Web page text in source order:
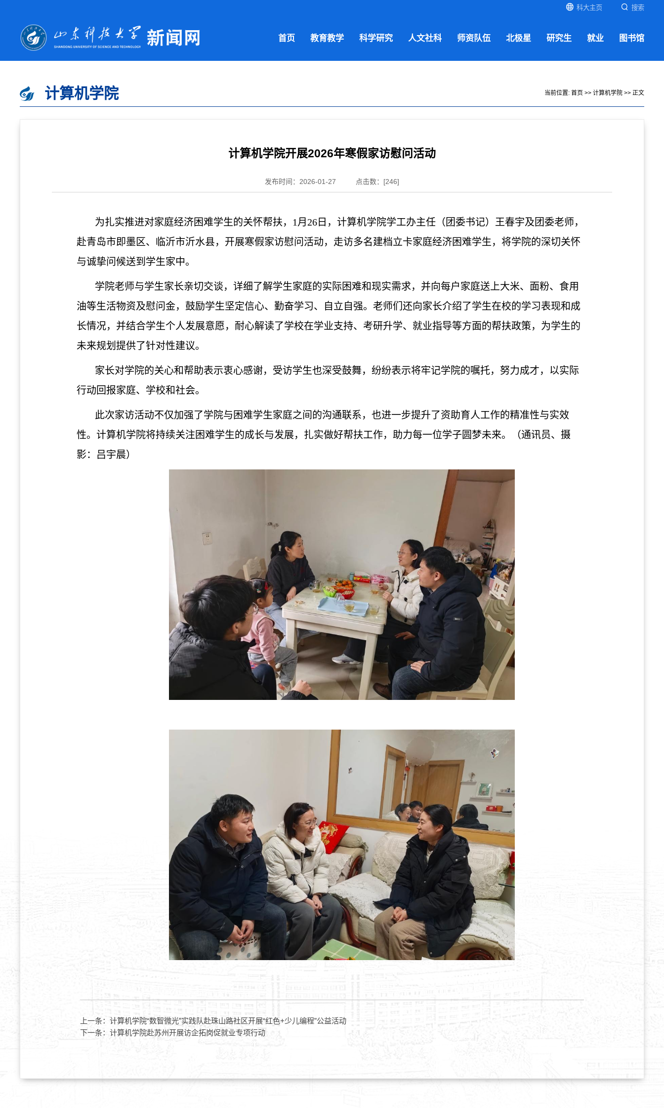
科大主页 搜索
首页 教育教学 科学研究 人文社科 师资队伍 北极星 研究生 就业 图书馆
计算机学院 当前位置: 首页 >> 计算机学院>> 正文
计算机学院开展2026年寒假家访慰问活动
发布时间：2026-01-27 点击数：[246]
为扎实推进对家庭经济困难学生的关怀帮扶， 1月26日 ，计算机学院学工办主任（团委书记）王春宇及团委老师，
赴青岛市即墨区、临沂市沂水县，开展寒假家访慰问活动，走访多名建档立卡家庭经济困难学生，将学院的深切关怀
与诚挚问候送到学生家中。
学院老师与学生家长亲切交谈，详细了解学生家庭的实际困难和现实需求，并向每户家庭送上大米、面粉、食用
油等生活物资及慰问金，鼓励学生坚定信心、勤奋学习、自立自强。老师们还向家长介绍了学生在校的学习表现和成
长情况，并结合学生个人发展意愿，耐心解读了学校在学业支持、考研升学、就业指导等方面的帮扶政策，为学生的
未来规划提供了针对性建议。
家长对学院的关心和帮助表示衷心感谢，受访学生也深受鼓舞，纷纷表示将牢记学院的嘱托，努力成才，以实际
行动回报家庭、学校和社会。
此次家访活动不仅加强了学院与困难学生家庭之间的沟通联系，也进一步提升了资助育人工作的精准性与实效
性。计算机学院将持续关注困难学生的成长与发展，扎实做好帮扶工作，助力每一位学子圆梦未来。
（通讯员、摄
影：吕宇晨）
上一条： 计算机学院“数智微光”实践队赴珠山路社区开展“红色+少儿编程”公益活动
下一条： 计算机学院赴苏州开展访企拓岗促就业专项行动